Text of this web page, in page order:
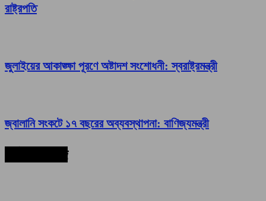
রাষ্ট্রপতি
জুলাইয়ের আকাঙ্ক্ষা পূরণে অষ্টাদশ সংশোধনী: স্বরাষ্ট্রমন্ত্রী
জ্বালানি সংকটে ১৭ বছরের অব্যবস্থাপনা: বাণিজ্যমন্ত্রী